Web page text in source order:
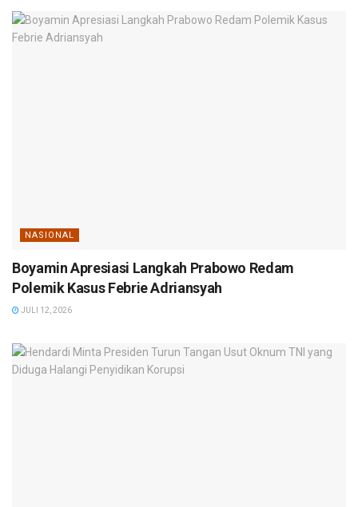
NASIONAL
Boyamin Apresiasi Langkah Prabowo Redam
Polemik Kasus Febrie Adriansyah
JULI 12, 2026